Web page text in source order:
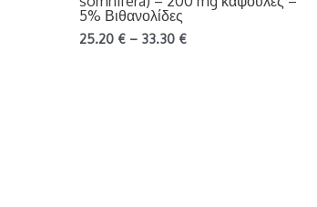
5% Βιθανολίδες
25.20 € – 33.30 €